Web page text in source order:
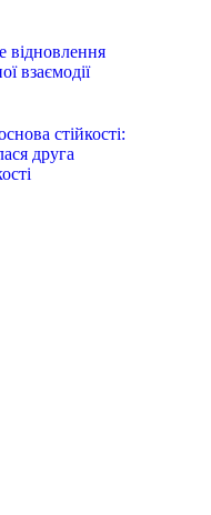
відновлення
взаємодії
стійкості:
друга